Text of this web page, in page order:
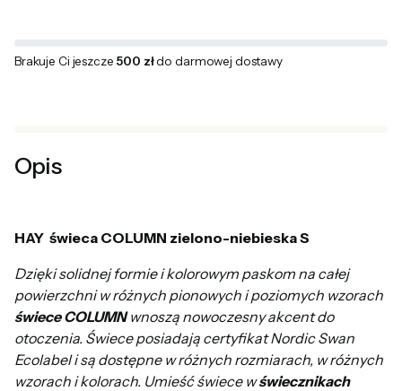
Brakuje Ci jeszcze 500 złdo darmowej dostawy
Opis
HAY świeca COLUMN zielono-niebieska S
Dzięki solidnej formie i kolorowym paskom na całej
powierzchni w różnych pionowych i poziomych wzorach
świece COLUMNwnoszą nowoczesny akcent do
otoczenia. Świece posiadają certyfikat Nordic Swan
Ecolabel i są dostępne w różnych rozmiarach, w różnych
wzorach i kolorach. Umieść świece wświecznikach